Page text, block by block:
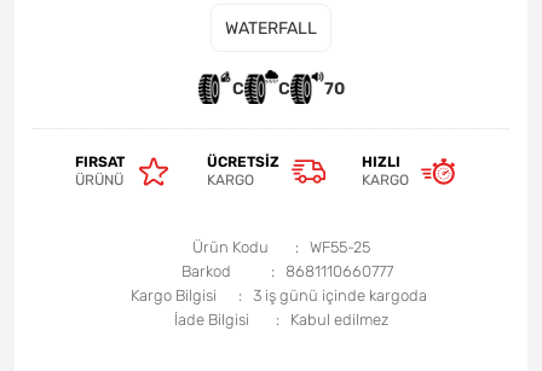
WATERFALL
C C 70
FIRSAT
ÜRÜNÜ
ÜCRETSIZ
KARGO
HIZLI
KARGO
Ürün Kodu
WF55-25
Barkod
8681110660777
Kargo Bilgisi
3 iş günü içinde kargoda
İade Bilgisi